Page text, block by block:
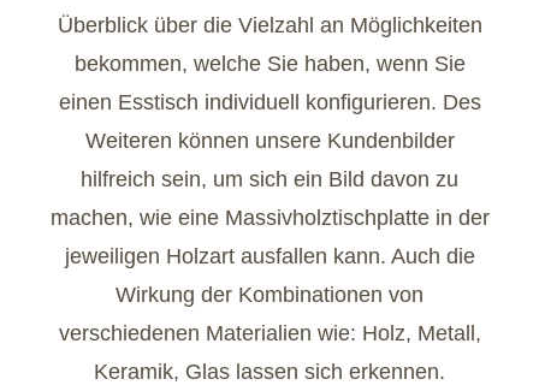
Überblick über die Vielzahl an Möglichkeiten
bekommen, welche Sie haben, wenn Sie
einen Esstisch individuell konfigurieren. Des
Weiteren können unsere Kundenbilder
hilfreich sein, um sich ein Bild davon zu
machen, wie eine Massivholztischplatte in der
jeweiligen Holzart ausfallen kann. Auch die
Wirkung der Kombinationen von
verschiedenen Materialien wie: Holz, Metall,
Keramik, Glas lassen sich erkennen.